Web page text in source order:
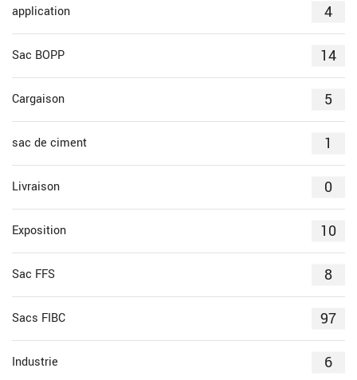
application 4
Sac BOPP 14
Cargaison 5
sac de ciment 1
Livraison 0
Exposition 10
Sac FFS 8
Sacs FIBC 97
Industrie 6